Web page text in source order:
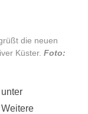
die neuen
Küster. Foto: